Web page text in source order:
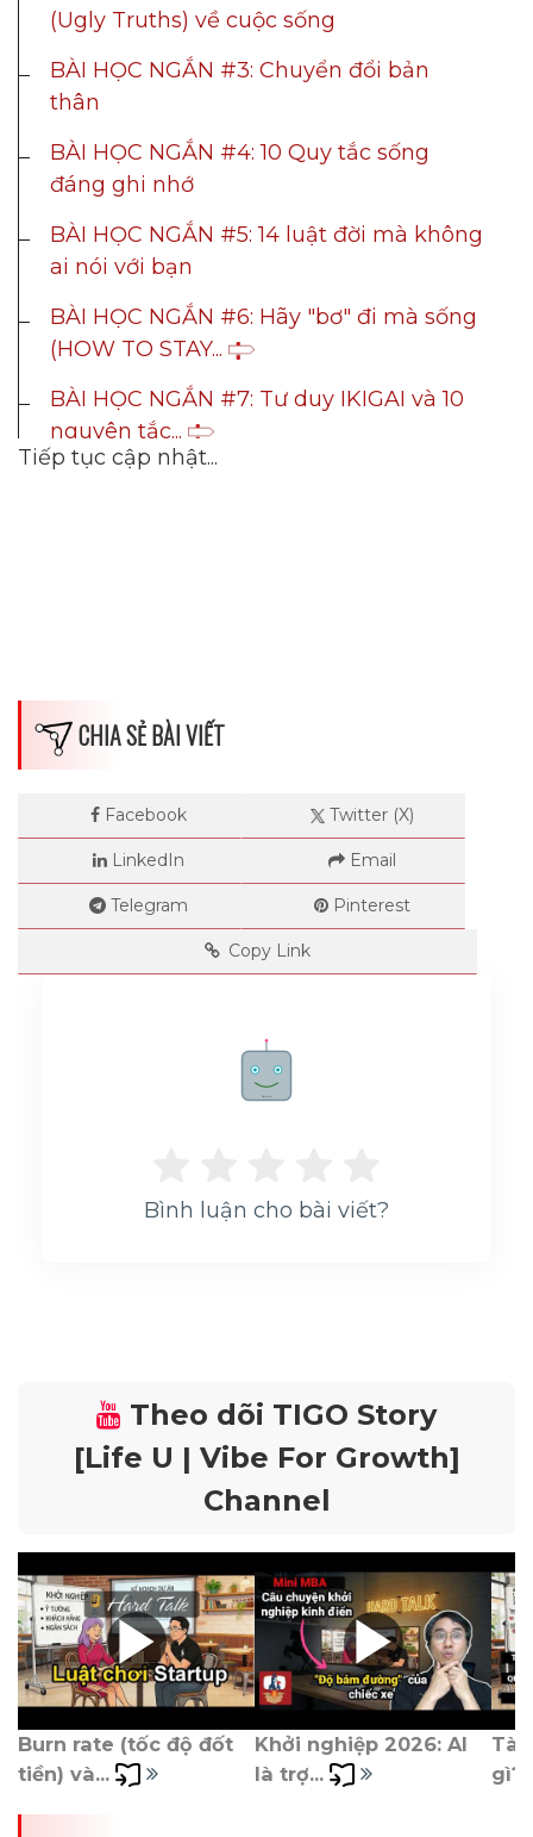
CHIA SẺ BÀI VIẾT
Facebook Twitter (X)
LinkedIn Email
Telegram Pinterest
Copy Link
Rate me!
Bình luận cho bài viết?
Theo dõi TIGO Story
[Life U | Vibe For Growth]
Channel
Burn rate (tốc độ đốt
tiền) và...
Khởi nghiệp 2026: AI
là trợ...
Tài
gì?
--
Average CTR
--